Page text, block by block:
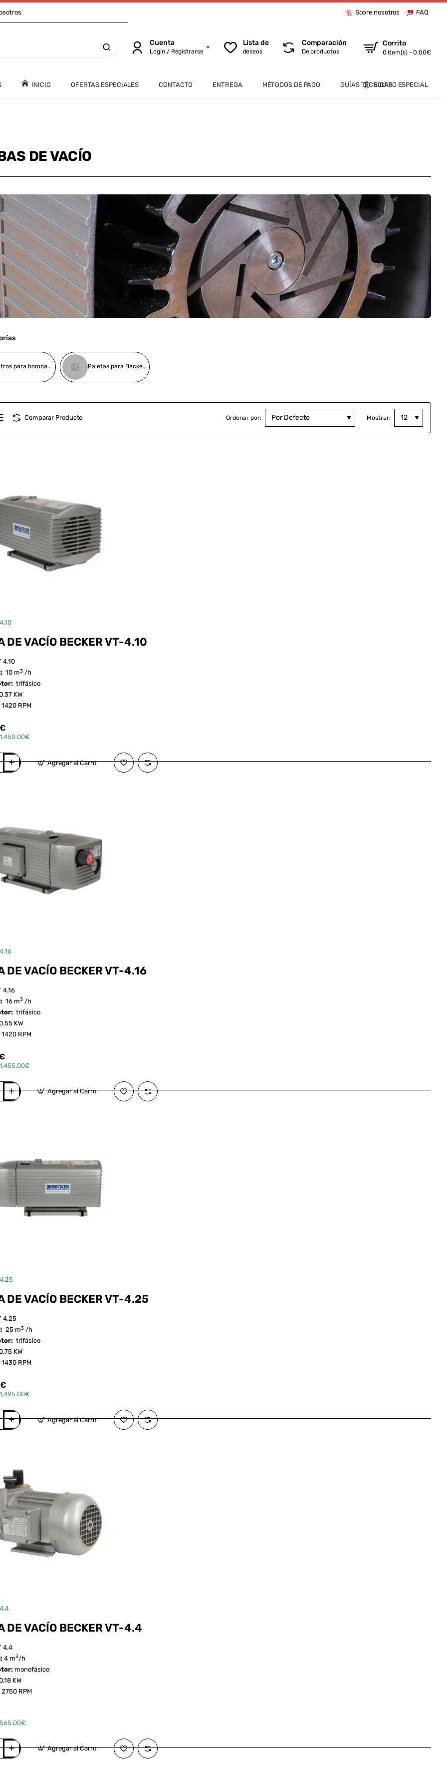
Sobre nosotros FAQ
Cuenta
Login / Registrarse
Lista de
deseos
Comparación
De productos
Corrito
0 item(s) - 0.00€
INICIO OFERTAS ESPECIALES CONTACTO ENTREGA MÉTODOS DE PAGO GUÍAS TÉCNICASEQUIPO ESPECIAL
DE VACÍO
Filtros para bombas de vacío Becker Paletas para Becker bombas de vacío
Comparar Producto Ordenar por: Mostrar:
DE VACÍO BECKER VT-4.10
4.10
10 m3 /h
trifásico
KW
1420 RPM
Agregar al Carro
DE VACÍO BECKER VT-4.16
4.16
16 m3 /h
trifásico
KW
1420 RPM
Agregar al Carro
DE VACÍO BECKER VT-4.25
4.25
25 m3 /h
trifásico
KW
1430 RPM
Agregar al Carro
DE VACÍO BECKER VT-4.4
4.4
4 m3/h
monofásico
KW
2750 RPM
Agregar al Carro